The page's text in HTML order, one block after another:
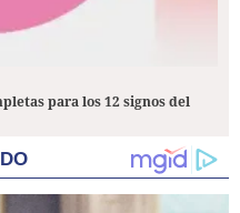
para los 12 signos del